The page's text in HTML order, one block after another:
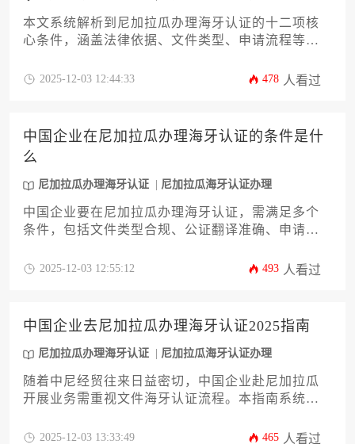
本文系统解析到尼加拉瓜办理海牙认证的十二项核
心条件，涵盖法律依据、文件类型、申请流程等关
详细说明认证所需材料、时效成本及常见问题应对
2025-12-03 12:44:33 478 人看过
中国企业在尼加拉瓜办理海牙认证的条件是什
么
尼加拉瓜办理海牙认证 尼加拉瓜海牙认证办理
中国企业要在尼加拉瓜办理海牙认证，需满足多个
条件，包括文件类型合规、公证翻译准确、申请人
拉瓜办理海牙认证的全流程、核心条件及常见风
2025-12-03 12:55:12 493 人看过
中国企业去尼加拉瓜办理海牙认证2025指南
尼加拉瓜办理海牙认证 尼加拉瓜海牙认证办理
随着中尼经贸往来日益密切，中国企业赴尼加拉瓜
开展业务需重视文件海牙认证流程。本指南系统解
步骤及常见风险，涵盖公证、外交部认证、使领馆
2025-12-03 13:33:49 465 人看过